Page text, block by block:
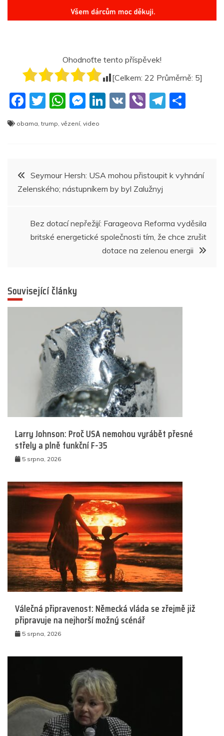
Ohodnoťte tento příspěvek!
[Celkem: 22 Průměrně: 5]
F
c
o
o
T
itt
W
h
at
p
p
M
e
ss
g
er
Li
n
V
Vi T
m
obama ,trump vězení, video
Navigace
pro
příspěvek
Seymour Hersh: USA mohou přistoupit k vyhnání
Zelenského; nástupníkem by byl Zalužnyj
Bez dotací nepřežijí: Farageova Reforma vyděsila
britské energetické společnosti tím, že chce zrušit
dotace na zelenou energii
Související články
Larry Johnson: Proč USA nemohou vyrábět přesné
střely a plně funkční F-35
5 srpna, 2026
Válečná připravenost: Německá vláda se zřejmě již
připravuje na nejhorší možný scénář
5 srpna, 2026